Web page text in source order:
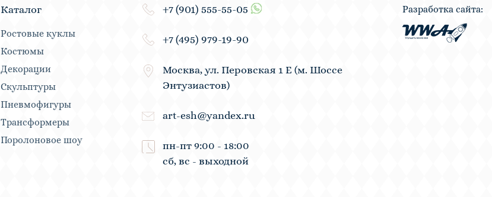
Каталог
Ростовые куклы
Костюмы
Декорации
Скульптуры
Пневмофигуры
Трансформеры
Поролоновое шоу
+7 (901) 555-55-05
+7 (495) 979-19-90
Москва, ул. Перовская 1 Е (м. Шоссе
Энтузиастов)
art-esh@yandex.ru
пн-пт 9:00 - 18:00
сб, вс - выходной
Разработка сайта: